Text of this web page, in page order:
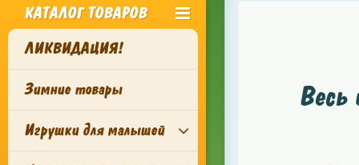
КАТАЛОГ ТОВАРОВ
ЛИКВИДАЦИЯ!
Зимние товары
Игрушки для малышей
Весь